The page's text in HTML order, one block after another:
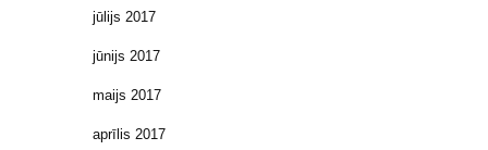
jūlijs 2017
jūnijs 2017
maijs 2017
aprīlis 2017